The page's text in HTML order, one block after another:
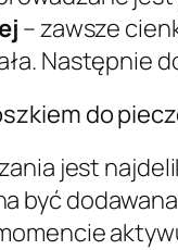
– zawsze
Następnie
do
jest
być